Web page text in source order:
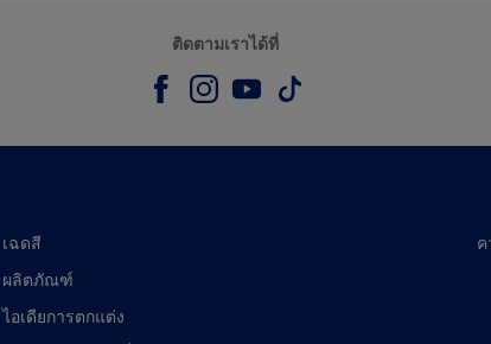
ติดตามเราได้ที่
เฉดสี
ผลิตภัณฑ์
ไอเดียการตกแต่ง